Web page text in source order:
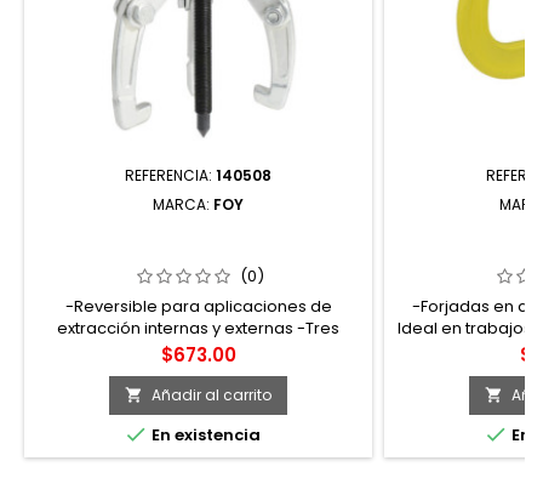
REFERENCIA: 140508
MARCA: FOY
(0)
-Reversible para aplicaciones de
extracción internas y externas -Tres
brazos que brindan una mayor
estabilidad -Brazos de acero forjado y
templado para una gran dureza y
resistencia -Ideal para remover
engranes y anillos en motores,
maquinaria y generadores
Precio
$673.00
 Añadir al carrito
 En existencia
-Forjadas en
Ideal en trabajos
-Pintura

 En